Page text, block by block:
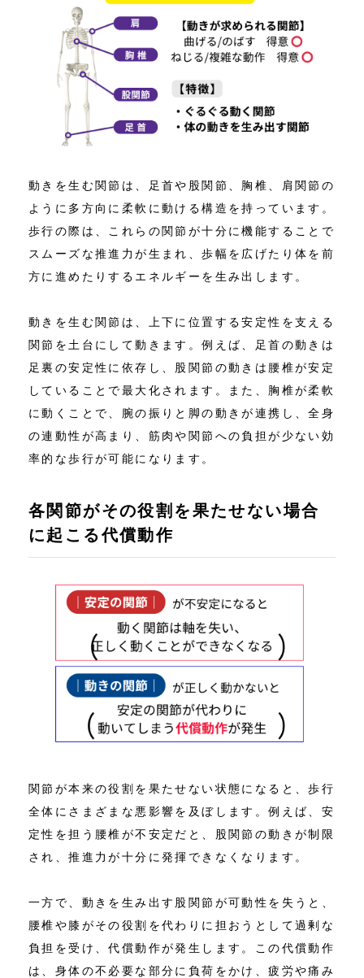
動きを生む関節は、足首や股関節、胸椎、肩関節の
ように多方向に柔軟に動ける構造を持っています。
歩行の際は、これらの関節が十分に機能することで
スムーズな推進力が生まれ、歩幅を広げたり体を前
方に進めたりするエネルギーを生み出します。
動きを生む関節は、上下に位置する安定性を支える
関節を土台にして動きます。例えば、足首の動きは
足裏の安定性に依存し、股関節の動きは腰椎が安定
していることで最大化されます。また、胸椎が柔軟
に動くことで、腕の振りと脚の動きが連携し、全身
の連動性が高まり、筋肉や関節への負担が少ない効
率的な歩行が可能になります。
各関節がその役割を果たせない場合
に起こる代償動作
関節が本来の役割を果たせない状態になると、歩行
全体にさまざまな悪影響を及ぼします。例えば、安
定性を担う腰椎が不安定だと、股関節の動きが制限
され、推進力が十分に発揮できなくなります。
一方で、動きを生み出す股関節が可動性を失うと、
腰椎や膝がその役割を代わりに担おうとして過剰な
負担を受け、代償動作が発生します。この代償動作
は、身体の不必要な部分に負荷をかけ、疲労や痛み